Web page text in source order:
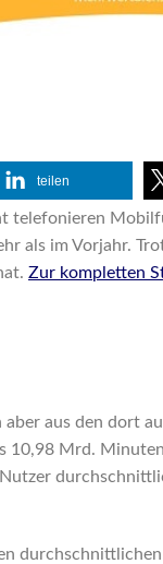
teilen
telefonieren
als im Vorjahr.
Zur kompletten
aus den dort
10,98 Mrd.